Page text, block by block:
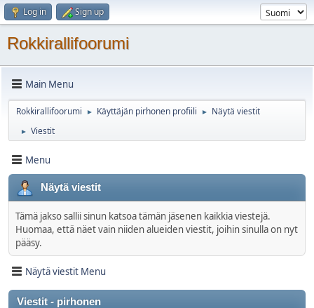
Log in Sign up
Rokkirallifoorumi
Main Menu
Rokkirallifoorumi ► Käyttäjän pirhonen profiili ► Näytä viestit
► Viestit
Menu
Näytä viestit
Tämä jakso sallii sinun katsoa tämän jäsenen kaikkia viestejä.
Huomaa, että näet vain niiden alueiden viestit, joihin sinulla on nyt
pääsy.
Näytä viestit Menu
Viestit - pirhonen